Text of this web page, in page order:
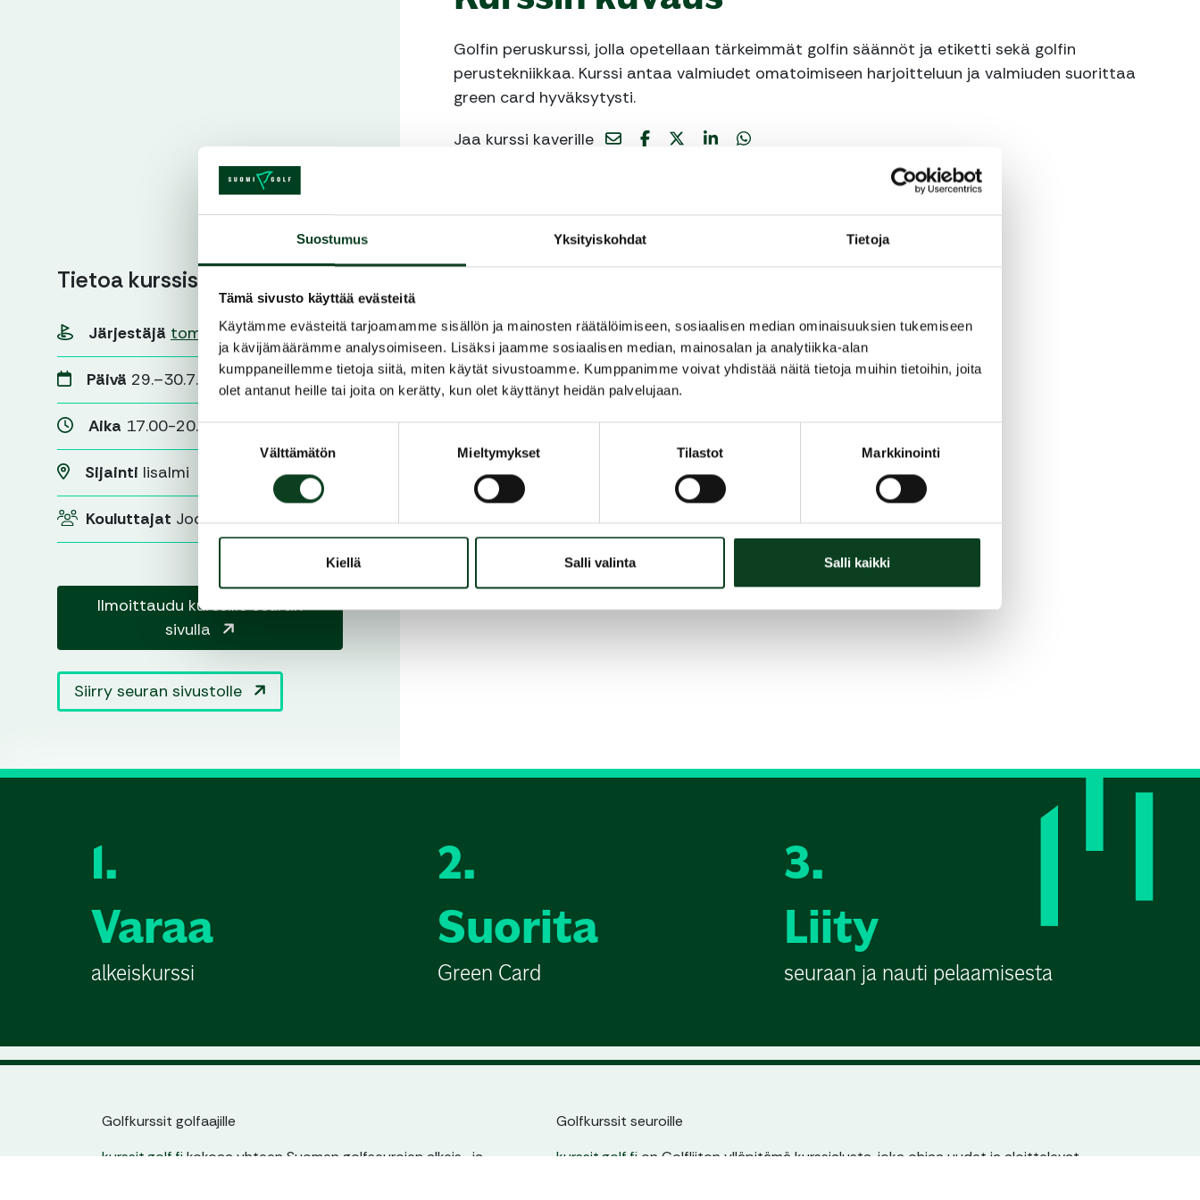
Suostumus Yksityiskohdat Tietoja
Tämä sivusto käyttää evästeitä
Käytämme evästeitä tarjoamamme sisällön ja mainosten räätälöimiseen, sosiaalisen median ominaisuuksien tukemiseen
ja kävijämäärämme analysoimiseen. Lisäksi jaamme sosiaalisen median, mainosalan ja analytiikka-alan
kumppaneillemme tietoja siitä, miten käytät sivustoamme. Kumppanimme voivat yhdistää näitä tietoja muihin tietoihin, joita
olet antanut heille tai joita on kerätty, kun olet käyttänyt heidän palvelujaan.
Suostumuksen
valinta
Välttämätön Mieltymykset Tilastot Markkinointi
Kiellä Salli valinta Salli kaikki
Tietoa kurssista
Järjestäjä tommikorpihalla
Päivä 29.–30.7.2024
Aika 17.00-20.30
Sijainti Iisalmi
Kouluttajat Joonas Pirhonen
Ilmoittaudu kurssille seuran
sivulla
Siirry seuran sivustolle
Golfin peruskurssi, jolla opetellaan tärkeimmät golfin säännöt ja etiketti sekä golfin
perustekniikkaa. Kurssi antaa valmiudet omatoimiseen harjoitteluun ja valmiuden suorittaa
green card hyväksytysti.
Jaa kurssi kaverille
1.
Varaa
alkeiskurssi
2.
Suorita
Green Card
3.
Liity
seuraan ja nauti pelaamisesta
Golfkurssit golfaajille
kurssit.golf.fikokoaa yhteen Suomen golfseurojen alkeis- ja
Golfkurssit seuroille
kurssit.golf.fi on Golfliiton ylläpitämä kurssialusta, joka ohjaa uudet ja aloittelevat